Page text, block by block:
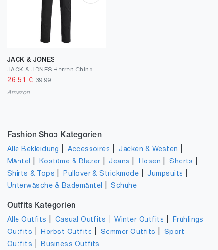
JACK & JONES
26.51 €39.99
Amazon
Fashion Shop Kategorien
Alle Bekleidung |Accessoires |Jacken & Westen
Mäntel Kostüme & Blazer |Jeans Hosen |Shorts
Shirts & Tops Pullover & Strickmode |Jumpsuits
Unterwäsche & Bademäntel |Schuhe
Outfits Kategorien
Alle Outfits Casual Outfits |Winter Outfits
Frühlings
Outfits
Herbst Outfits Sommer Outfits
Sport
Outfits
Business Outfits